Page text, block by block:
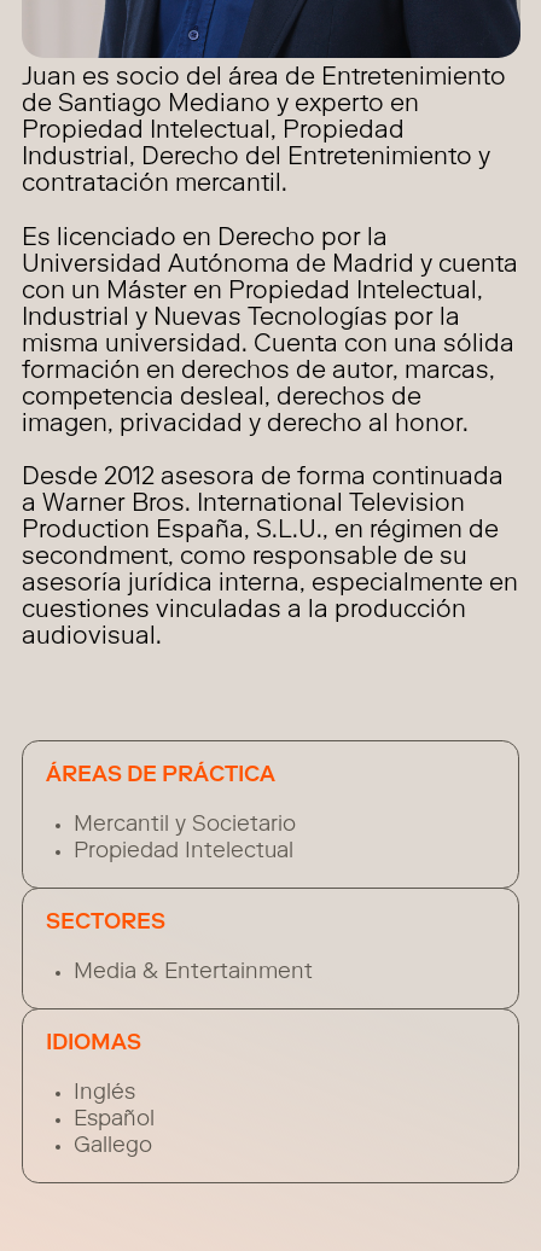
Juan es socio del área de Entretenimiento
de Santiago Mediano y experto en
Propiedad Intelectual, Propiedad
Industrial, Derecho del Entretenimiento y
contratación mercantil.
Es licenciado en Derecho por la
Universidad Autónoma de Madrid y cuenta
con un Máster en Propiedad Intelectual,
Industrial y Nuevas Tecnologías por la
misma universidad. Cuenta con una sólida
formación en derechos de autor, marcas,
competencia desleal, derechos de
imagen, privacidad y derecho al honor.
Desde 2012 asesora de forma continuada
a Warner Bros. International Television
Production España, S.L.U., en régimen de
secondment, como responsable de su
asesoría jurídica interna, especialmente en
cuestiones vinculadas a la producción
audiovisual.
ÁREAS DE PRÁCTICA
Mercantil y Societario
Propiedad Intelectual
SECTORES
Media & Entertainment
IDIOMAS
Inglés
Español
Gallego